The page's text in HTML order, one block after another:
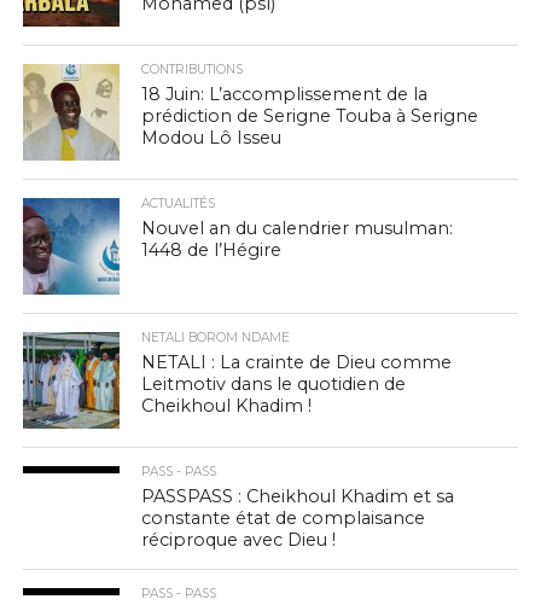
CONTRIBUTIONS
18 Juin: L’accomplissement de la
prédiction de Serigne Touba à Serigne
Modou Lô Isseu
ACTUALITÉS
Nouvel an du calendrier musulman:
1448 de l’Hégire
NETALI BOROM NDAME
NETALI : La crainte de Dieu comme
Leitmotiv dans le quotidien de
Cheikhoul Khadim !
PASS - PASS
PASSPASS : Cheikhoul Khadim et sa
constante état de complaisance
réciproque avec Dieu !
PASS - PASS